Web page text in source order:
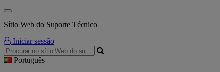
Sítio Web do Suporte Técnico
Iniciar sessão
Português